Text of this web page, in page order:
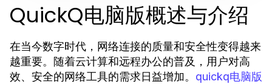
QuickQ电脑版概述与介绍
在当今数字时代，网络连接的质量和安全性变得越来
越重要。随着云计算和远程办公的普及，用户对高
效、安全的网络工具的需求日益增加。
quickq电脑版